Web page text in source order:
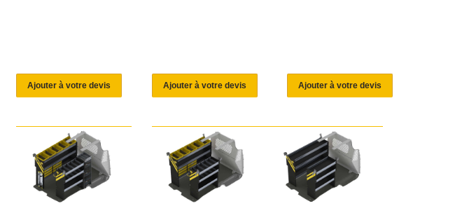
Ajouter à votre devis Ajouter à votre devis Ajouter à votre devis